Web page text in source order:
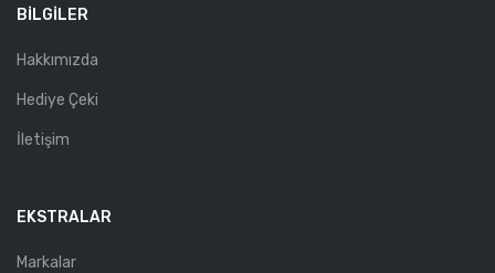
BILGILER
Hakkımızda
Hediye Çeki
İletişim
EKSTRALAR
Markalar